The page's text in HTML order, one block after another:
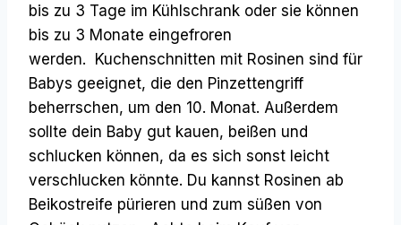
bis zu 3 Tage im Kühlschrank oder sie können
bis zu 3 Monate eingefroren
werden. Kuchenschnitten mit Rosinen sind für
Babys geeignet, die den Pinzettengriff
beherrschen, um den 10. Monat. Außerdem
sollte dein Baby gut kauen, beißen und
schlucken können, da es sich sonst leicht
verschlucken könnte. Du kannst Rosinen ab
Beikostreife pürieren und zum süßen von